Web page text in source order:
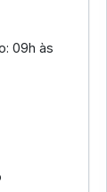
09h às